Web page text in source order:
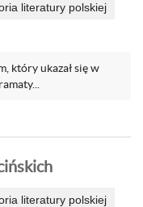
literatury polskiej
który ukazał się w
literatury polskiej